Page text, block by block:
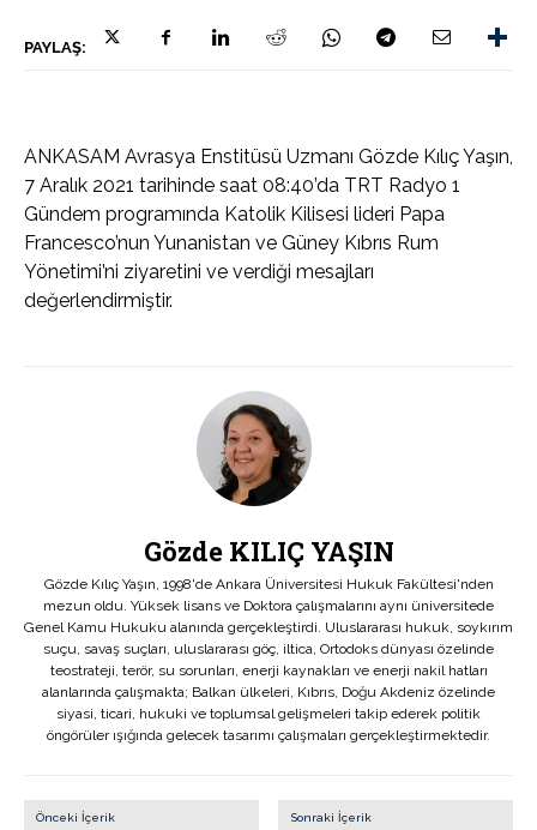
PAYLAŞ:
ANKASAM Avrasya Enstitüsü Uzmanı Gözde Kılıç Yaşın,
7 Aralık 2021 tarihinde saat 08:40’da TRT Radyo 1
Gündem programında Katolik Kilisesi lideri Papa
Francesco’nun Yunanistan ve Güney Kıbrıs Rum
Yönetimi’ni ziyaretini ve verdiği mesajları
değerlendirmiştir.
Gözde KILIÇ YAŞIN
Gözde Kılıç Yaşın, 1998'de Ankara Üniversitesi Hukuk Fakültesi'nden
mezun oldu. Yüksek lisans ve Doktora çalışmalarını aynı üniversitede
Genel Kamu Hukuku alanında gerçekleştirdi. Uluslararası hukuk, soykırım
suçu, savaş suçları, uluslararası göç, iltica, Ortodoks dünyası özelinde
teostrateji, terör, su sorunları, enerji kaynakları ve enerji nakil hatları
alanlarında çalışmakta; Balkan ülkeleri, Kıbrıs, Doğu Akdeniz özelinde
siyasi, ticari, hukuki ve toplumsal gelişmeleri takip ederek politik
öngörüler ışığında gelecek tasarımı çalışmaları gerçekleştirmektedir.
Önceki İçerik Sonraki İçerik